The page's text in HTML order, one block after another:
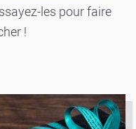
les pour faire
!